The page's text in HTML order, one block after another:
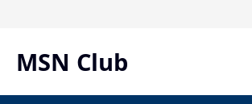
MSN Club